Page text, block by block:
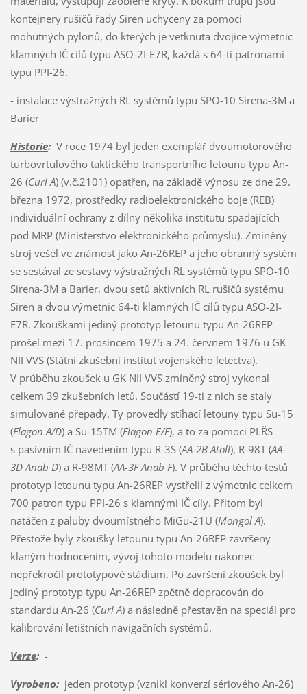
kontejnery rušičů řady Siren uchyceny za pomoci
mohutných pylonů, do kterých je vetknuta dvojice výmetnic
klamných IČ cílů typu ASO-2I-E7R, každá s 64-ti patronami
typu PPI-26.
- instalace výstražných RL systémů typu SPO-10 Sirena-3M a
Barier
Historie:V roce 1974 byl jeden exemplář dvoumotorového
turbovrtulového taktického transportního letounu typu An-
26 (Curl A) (v.č.2101) opatřen, na základě výnosu ze dne 29.
března 1972, prostředky radioelektronického boje (REB)
individuální ochrany z dílny několika institutu spadajících
pod MRP (Ministerstvo elektronického průmyslu). Zmíněný
stroj vešel ve známost jako An-26REP a jeho obranný systém
se sestával ze sestavy výstražných RL systémů typu SPO-10
Sirena-3M a Barier, dvou setů aktivních RL rušičů systému
Siren a dvou výmetnic 64-ti klamných IČ cílů typu ASO-2I-
E7R. Zkouškami jediný prototyp letounu typu An-26REP
prošel mezi 17. prosincem 1975 a 24. červnem 1976 u GK
NII VVS (Státní zkušební institut vojenského letectva).
V průběhu zkoušek u GK NII VVS zmíněný stroj vykonal
celkem 39 zkušebních letů. Součástí 19-ti z nich se staly
simulované přepady. Ty provedly stíhací letouny typu Su-15
(Flagon A/D) a Su-15TM (Flagon E/F), a to za pomoci PLŘS
s pasivním IČ navedením typu R-3S (AA-2B Atoll), R-98T (AA-
3D Anab D) a R-98MT (AA-3F Anab F). V průběhu těchto testů
prototyp letounu typu An-26REP vystřelil z výmetnic celkem
700 patron typu PPI-26 s klamnými IČ cíly. Přitom byl
natáčen z paluby dvoumístného MiGu-21U (Mongol A).
Přestože byly zkoušky letounu typu An-26REP završeny
klaným hodnocením, vývoj tohoto modelu nakonec
nepřekročil prototypové stádium. Po završení zkoušek byl
jediný prototyp typu An-26REP zpětně dopracován do
standardu An-26 (Curl A) a následně přestavěn na speciál pro
kalibrování letištních navigačních systémů.
Verze:-
Vyrobeno:jeden prototyp (vznikl konverzí sériového An-26)